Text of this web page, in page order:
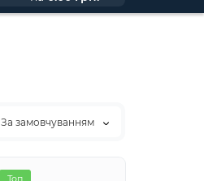
За замовчуванням